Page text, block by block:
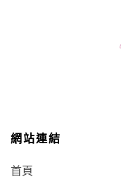
網站連結
首頁